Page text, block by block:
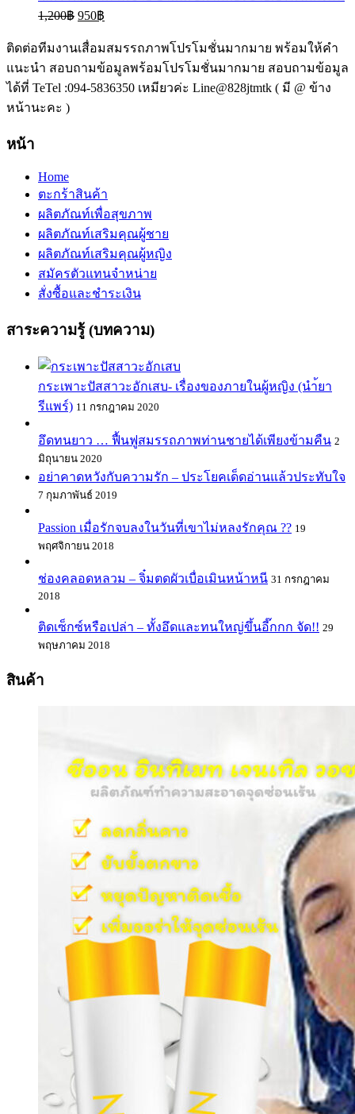
1,200฿ 950฿
ติดต่อทีมงานเสื่อมสมรรถภาพโปรโมชั่นมากมาย พร้อมให้คำ
แนะนำ สอบถามข้อมูลพร้อมโปรโมชั่นมากมาย สอบถามข้อมูล
ได้ที่ TeTel :094-5836350 เหมียวค่ะ Line@828jtmtk ( มี @ ข้าง
หน้านะคะ )
หน้า
Home
ตะกร้าสินค้า
ผลิตภัณท์เพื่อสุขภาพ
ผลิตภัณท์เสริมคุณผู้ชาย
ผลิตภัณท์เสริมคุณผู้หญิง
สมัครตัวแทนจำหน่าย
สั่งซื้อและชำระเงิน
สาระความรู้ (บทความ)
กระเพาะปัสสาวะอักเสบ- เรื่องของภายในผู้หญิง (นำ้ยา
รีแพร์) 11 กรกฎาคม 2020
อึดทนยาว … ฟื้นฟูสมรรถภาพท่านชายได้เพียงข้ามคืน 2
มิถุนายน 2020
อย่าคาดหวังกับความรัก – ประโยคเด็ดอ่านแล้วประทับใจ
7 กุมภาพันธ์ 2019
Passion เมื่อรักจบลงในวันที่เขาไม่หลงรักคุณ ?? 19
พฤศจิกายน 2018
ช่องคลอดหลวม – จิ๋มตดผัวเบื่อเมินหน้าหนี 31 กรกฎาคม
2018
ติดเซ็กซ์หรือเปล่า – ทั้งอึดและทนใหญ่ขึ้นอี๊กกก จัด!! 29
พฤษภาคม 2018
สินค้า